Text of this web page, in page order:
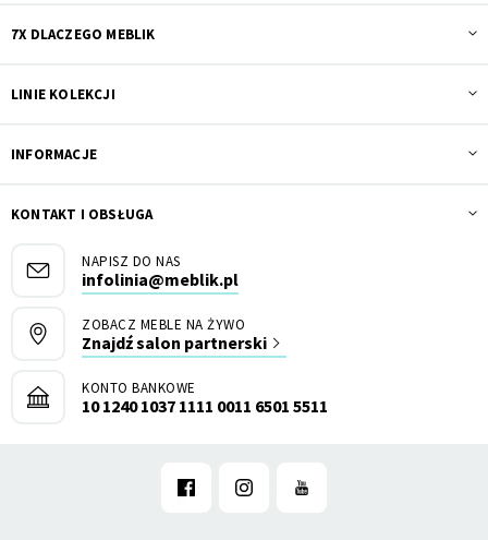
7X DLACZEGO MEBLIK
LINIE KOLEKCJI
INFORMACJE
KONTAKT I OBSŁUGA
NAPISZ DO NAS
infolinia@meblik.pl
ZOBACZ MEBLE NA ŻYWO
Znajdź salon partnerski
KONTO BANKOWE
10 1240 1037 1111 0011 6501 5511